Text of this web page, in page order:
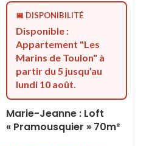
📅 DISPONIBILITÉ
Disponible :
Appartement "Les
Marins de Toulon" à
partir du 5 jusqu’au
lundi 10 août.
Marie-Jeanne : Loft
« Pramousquier » 70m²